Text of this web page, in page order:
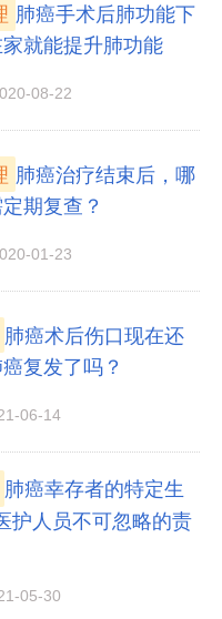
肺癌手术后肺功能下
就能提升肺功能
08-22
肺癌治疗结束后，哪
期复查？
01-23
肺癌术后伤口现在还
复发了吗？
06-14
肺癌幸存者的特定生
护人员不可忽略的责
05-30